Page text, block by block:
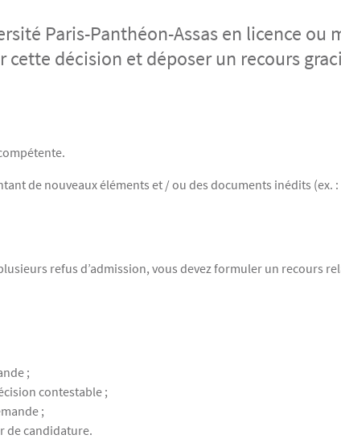
Paris-Panthéon-Assas en licence ou
décision et déposer un recours
de nouveaux éléments et / ou des documents inédits (ex. :
refus d’admission, vous devez formuler un recours
;
contestable ;
;
de candidature.